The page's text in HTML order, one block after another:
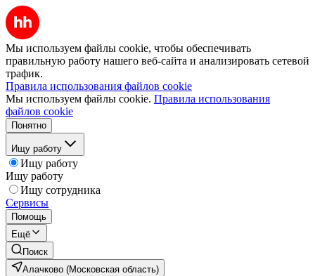
Мы используем файлы cookie, чтобы обеспечивать
правильную работу нашего веб-сайта и анализировать сетевой
трафик.
Правила использования файлов cookie
Мы используем файлы cookie. Правила использования
файлов cookie
Понятно
Ищу работу
Ищу работу
Ищу работу
Ищу сотрудника
Сервисы
Помощь
Ещё
Поиск
Алачково (Московская область)